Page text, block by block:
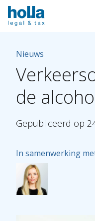
Nieuws
de
Gepubliceerd op
In samenwerking